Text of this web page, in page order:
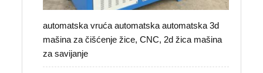
automatska vruća automatska automatska 3d
mašina za čišćenje žice, CNC, 2d žica mašina
za savijanje